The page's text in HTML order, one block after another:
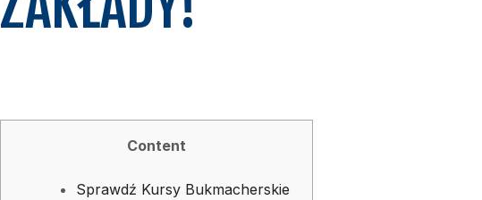
Content
Sprawdź Kursy Bukmacherskie